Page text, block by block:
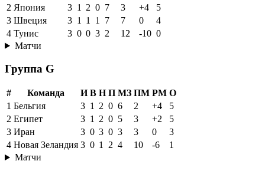
2 Япония 3 1 2 0 7 3 +4
5
3 Швеция 3 1 1 1 7 7 0
4
4 Тунис 3 0 0 3 2 12 -10 0
Матчи
Группа G
# Команда И В Н П МЗ ПМ РМ О
1 Бельгия 3 1 2 0 6 2 +4
5
2 Египет 3 1 2 0 5 3 +2
5
3 Иран 3 0 3 0 3 3 0
3
4 Новая Зеландия 3 0 1 2 4 10 -6
1
Матчи